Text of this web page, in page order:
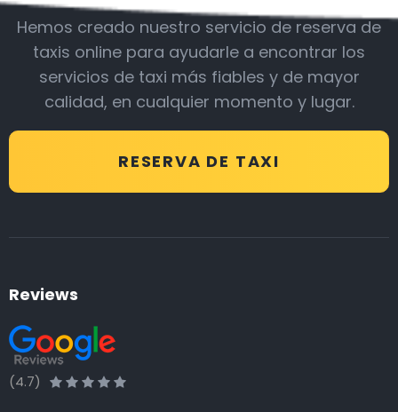
Hemos creado nuestro servicio de reserva de
taxis online para ayudarle a encontrar los
servicios de taxi más fiables y de mayor
calidad, en cualquier momento y lugar.
RESERVA DE TAXI
Reviews
(4.7)